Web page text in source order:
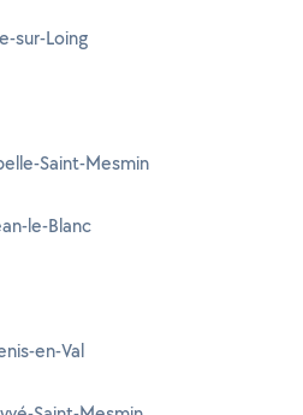
sur-Loing
Saint-Mesmin
le-Blanc
en-Val